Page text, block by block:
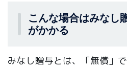
こんな場合はみなし
がかかる
みなし贈与とは、「無償」